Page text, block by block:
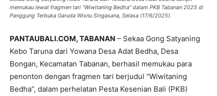
memukau lewat fragmen tari “Wiwitaning Bedha” dalam PKB Tabanan 2025 di
Panggung Terbuka Garuda Wisnu Singasana, Selasa (17/6/2025).
PANTAUBALI.COM, TABANAN – Sekaa Gong Satyaning
Kebo Taruna dari Yowana Desa Adat Bedha, Desa
Bongan, Kecamatan Tabanan, berhasil memukau para
penonton dengan fragmen tari berjudul “Wiwitaning
Bedha”, dalam perhelatan Pesta Kesenian Bali (PKB)